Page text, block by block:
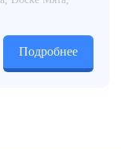
Подробнее